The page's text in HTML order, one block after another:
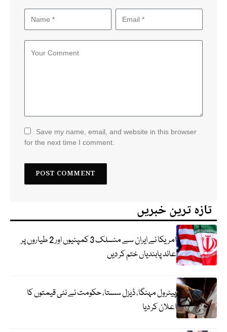
Save my name, email, and website in this browser
for the next time I comment.
تازہ ترین خبریں
امریکا نے ایران سے منسلک 3 کمپنیوں اور 2 طیاروں پر
عائد پابندیاں ختم کر دیں
پیٹرول مہنگا، ڈیزل سستا، حکومت نے نئی قیمتوں کا
اعلان کر دیا